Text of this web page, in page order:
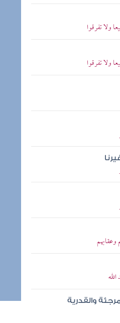
ولا تفرقوا
ولا تفرقوا
والقدرية